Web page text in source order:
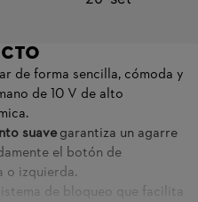
de forma sencilla, cómoda y
de 10 V de alto
suavegarantiza un agarre
el botón de
o izquierda.
de bloqueo que facilita